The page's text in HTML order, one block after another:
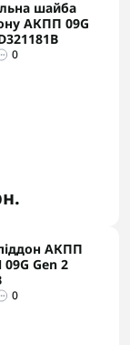
шайба
АКПП 09G
0
АКПП
09G Gen 2
0